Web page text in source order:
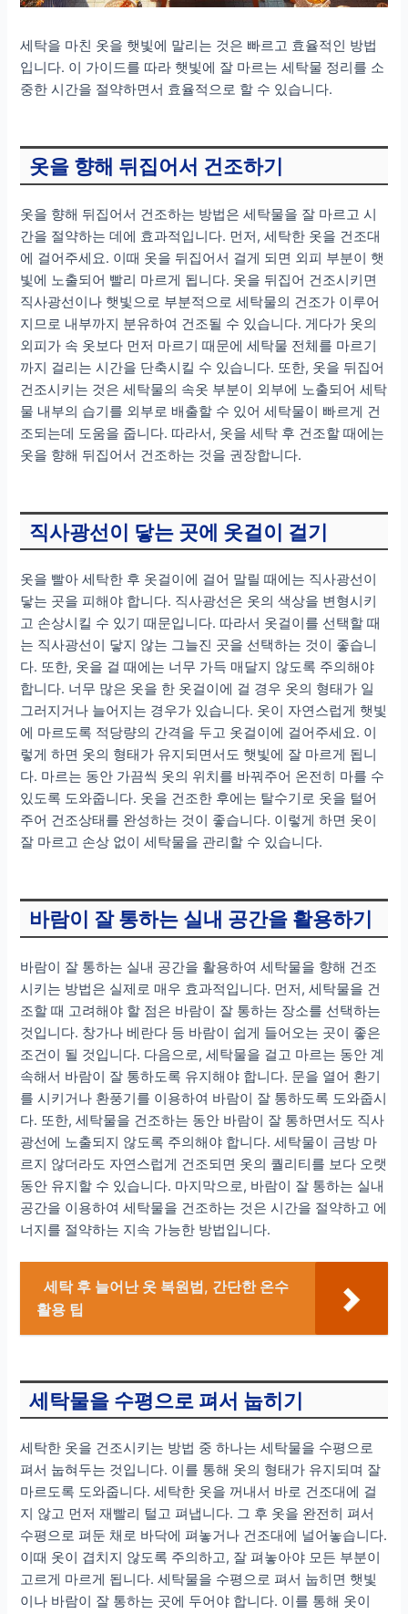
세탁을 마친 옷을 햇빛에 말리는 것은 빠르고 효율적인 방법
입니다. 이 가이드를 따라 햇빛에 잘 마르는 세탁물 정리를 소
중한 시간을 절약하면서 효율적으로 할 수 있습니다.
옷을 향해 뒤집어서 건조하기
옷을 향해 뒤집어서 건조하는 방법은 세탁물을 잘 마르고 시
간을 절약하는 데에 효과적입니다. 먼저, 세탁한 옷을 건조대
에 걸어주세요. 이때 옷을 뒤집어서 걸게 되면 외피 부분이 햇
빛에 노출되어 빨리 마르게 됩니다. 옷을 뒤집어 건조시키면
직사광선이나 햇빛으로 부분적으로 세탁물의 건조가 이루어
지므로 내부까지 분유하여 건조될 수 있습니다. 게다가 옷의
외피가 속 옷보다 먼저 마르기 때문에 세탁물 전체를 마르기
까지 걸리는 시간을 단축시킬 수 있습니다. 또한, 옷을 뒤집어
건조시키는 것은 세탁물의 속옷 부분이 외부에 노출되어 세탁
물 내부의 습기를 외부로 배출할 수 있어 세탁물이 빠르게 건
조되는데 도움을 줍니다. 따라서, 옷을 세탁 후 건조할 때에는
옷을 향해 뒤집어서 건조하는 것을 권장합니다.
직사광선이 닿는 곳에 옷걸이 걸기
옷을 빨아 세탁한 후 옷걸이에 걸어 말릴 때에는 직사광선이
닿는 곳을 피해야 합니다. 직사광선은 옷의 색상을 변형시키
고 손상시킬 수 있기 때문입니다. 따라서 옷걸이를 선택할 때
는 직사광선이 닿지 않는 그늘진 곳을 선택하는 것이 좋습니
다. 또한, 옷을 걸 때에는 너무 가득 매달지 않도록 주의해야
합니다. 너무 많은 옷을 한 옷걸이에 걸 경우 옷의 형태가 일
그러지거나 늘어지는 경우가 있습니다. 옷이 자연스럽게 햇빛
에 마르도록 적당량의 간격을 두고 옷걸이에 걸어주세요. 이
렇게 하면 옷의 형태가 유지되면서도 햇빛에 잘 마르게 됩니
다. 마르는 동안 가끔씩 옷의 위치를 바꿔주어 온전히 마를 수
있도록 도와줍니다. 옷을 건조한 후에는 탈수기로 옷을 털어
주어 건조상태를 완성하는 것이 좋습니다. 이렇게 하면 옷이
잘 마르고 손상 없이 세탁물을 관리할 수 있습니다.
바람이 잘 통하는 실내 공간을 활용하기
바람이 잘 통하는 실내 공간을 활용하여 세탁물을 향해 건조
시키는 방법은 실제로 매우 효과적입니다. 먼저, 세탁물을 건
조할 때 고려해야 할 점은 바람이 잘 통하는 장소를 선택하는
것입니다. 창가나 베란다 등 바람이 쉽게 들어오는 곳이 좋은
조건이 될 것입니다. 다음으로, 세탁물을 걸고 마르는 동안 계
속해서 바람이 잘 통하도록 유지해야 합니다. 문을 열어 환기
를 시키거나 환풍기를 이용하여 바람이 잘 통하도록 도와줍시
다. 또한, 세탁물을 건조하는 동안 바람이 잘 통하면서도 직사
광선에 노출되지 않도록 주의해야 합니다. 세탁물이 금방 마
르지 않더라도 자연스럽게 건조되면 옷의 퀄리티를 보다 오랫
동안 유지할 수 있습니다. 마지막으로, 바람이 잘 통하는 실내
공간을 이용하여 세탁물을 건조하는 것은 시간을 절약하고 에
너지를 절약하는 지속 가능한 방법입니다.
세탁 후 늘어난 옷 복원법, 간단한 온수
활용 팁
세탁물을 수평으로 펴서 눕히기
세탁한 옷을 건조시키는 방법 중 하나는 세탁물을 수평으로
펴서 눕혀두는 것입니다. 이를 통해 옷의 형태가 유지되며 잘
마르도록 도와줍니다. 세탁한 옷을 꺼내서 바로 건조대에 걸
지 않고 먼저 재빨리 털고 펴냅니다. 그 후 옷을 완전히 펴서
수평으로 펴둔 채로 바닥에 펴놓거나 건조대에 널어놓습니다.
이때 옷이 겹치지 않도록 주의하고, 잘 펴놓아야 모든 부분이
고르게 마르게 됩니다. 세탁물을 수평으로 펴서 눕히면 햇빛
이나 바람이 잘 통하는 곳에 두어야 합니다. 이를 통해 옷이